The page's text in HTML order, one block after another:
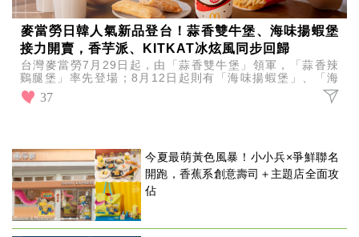
麥當勞日韓人氣新品登台！蒜香雙牛堡、海味揚蝦堡
接力開賣，香芋派、KITKAT冰炫風同步回歸
台灣麥當勞7月29日起，由「蒜香雙牛堡」領軍，「蒜香辣
鷄腿堡」率先登場；8月12日起則有「海味揚蝦堡」、「海
味雙層揚蝦堡」接力亮相。
37
今夏最萌黃色風暴！小小兵×爭鮮聯名
開跑，香蕉系創意壽司＋主題店全面攻
佔